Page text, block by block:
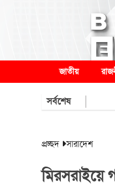
জাতীয়
সর্বশেষ
প্রচ্ছদ সারাদেশ
মিরসরাইয়ে